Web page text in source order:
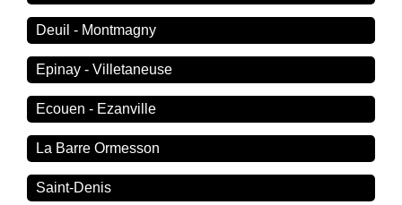
Deuil - Montmagny
Epinay - Villetaneuse
Ecouen - Ezanville
La Barre Ormesson
Saint-Denis